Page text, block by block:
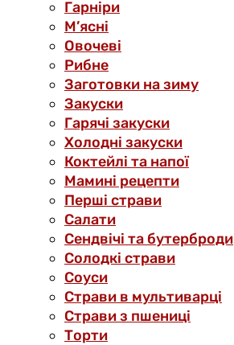
Гарніри
М’ясні
Овочеві
Рибне
Заготовки на зиму
Закуски
Гарячі закуски
Холодні закуски
Коктейлі та напої
Мамині рецепти
Перші страви
Салати
Сендвічі та бутерброди
Солодкі страви
Соуси
Страви в мультиварці
Страви з пшениці
Торти